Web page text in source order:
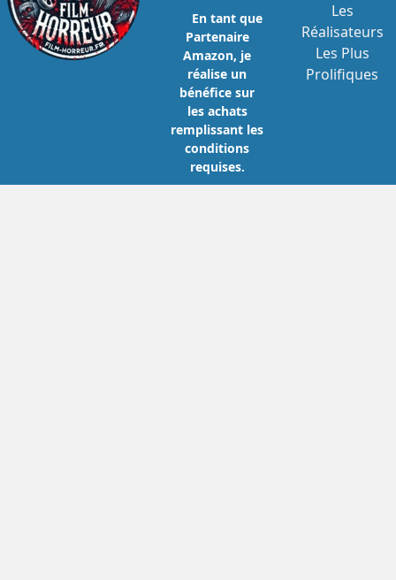
En tant que
Partenaire
Amazon, je
réalise un
bénéfice sur
les achats
remplissant les
conditions
requises.
Les
Réalisateurs
Les Plus
Prolifiques